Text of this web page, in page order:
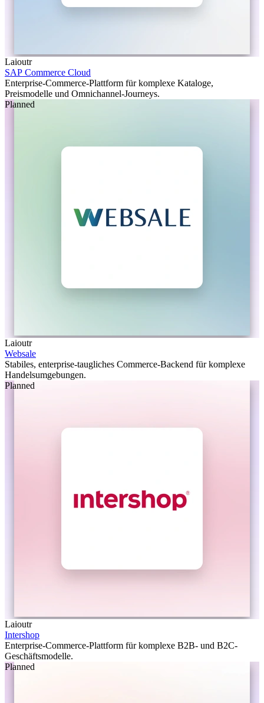
Laioutr
SAP Commerce Cloud
Enterprise-Commerce-Plattform für komplexe Kataloge,
Preismodelle und Omnichannel-Journeys.
Planned
Laioutr
Websale
Stabiles, enterprise-taugliches Commerce-Backend für komplexe
Handelsumgebungen.
Planned
Laioutr
Intershop
Enterprise-Commerce-Plattform für komplexe B2B- und B2C-
Geschäftsmodelle.
Planned